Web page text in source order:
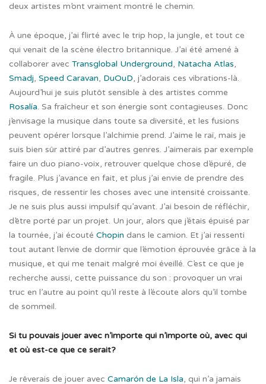
deux artistes m’ont vraiment montré le chemin.
À une époque, j’ai flirté avec le trip hop, la jungle, et tout ce
qui venait de la scène électro britannique. J’ai été amené à
collaborer avec Transglobal Underground, Natacha Atlas,
Smadj, Speed Caravan, DuOuD, j’adorais ces vibrations-là.
Aujourd’hui je suis plutôt sensible à des artistes comme
Rosalía. Sa fraîcheur et son énergie sont contagieuses. Donc
j’envisage la musique dans toute sa diversité, et les fusions
peuvent opérer lorsque l’alchimie prend. J’aime le raï, mais je
suis bien sûr attiré par d’autres genres. J’aimerais par exemple
faire un duo piano-voix, retrouver quelque chose d’épuré, de
fragile. Plus j’avance en fait, et plus j’ai envie de prendre des
risques, de ressentir les choses avec une intensité croissante.
Je ne suis plus aussi impulsif qu’avant. J’ai besoin de réfléchir,
d’être porté par un projet. Un jour, alors que j’étais épuisé par
la tournée, j’ai écouté Chopin dans le camion. Et j’ai ressenti
tout autant l’envie de dormir que l’émotion éprouvée grâce à la
musique, et qui me tenait malgré moi éveillé. C’est ce que je
recherche aussi, cette puissance du son : provoquer un vrai
truc en l’autre au point qu’il reste à l’écoute alors qu’il tombe
de sommeil.
Si tu pouvais jouer avec n’importe qui n’importe où, avec qui
et où est-ce que ce serait?
Je rêverais de jouer avec Camarón de La Isla, qui n’a jamais